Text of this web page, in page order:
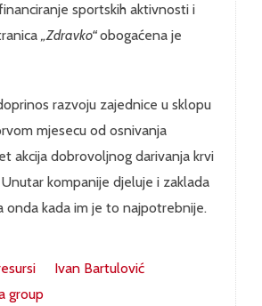
sportskih aktivnosti i
„Zdravko“obogaćena je
razvoju zajednice u sklopu
mjesecu od osnivanja
akcija dobrovoljnog darivanja krvi
kompanije djeluje i zaklada
onda kada im je to najpotrebnije.
Ivan Bartulović
group